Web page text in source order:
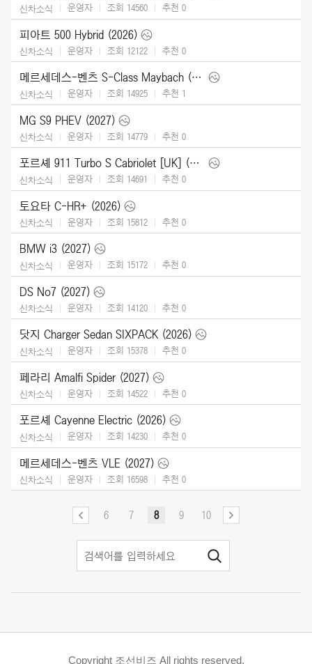
신차소식 운영자 조회 14560 추천 0
피아트 500 Hybrid (2026)
신차소식 운영자 조회 12122 추천 0
메르세데스-벤츠 S-Class Maybach (2027)
신차소식 운영자 조회 14925 추천 1
MG S9 PHEV (2027)
신차소식 운영자 조회 14779 추천 0
포르셰 911 Turbo S Cabriolet [UK] (2026)
신차소식 운영자 조회 14691 추천 0
토요타 C-HR+ (2026)
신차소식 운영자 조회 15812 추천 0
BMW i3 (2027)
신차소식 운영자 조회 15172 추천 0
DS No7 (2027)
신차소식 운영자 조회 14120 추천 0
닷지 Charger Sedan SIXPACK (2026)
신차소식 운영자 조회 15378 추천 0
페라리 Amalfi Spider (2027)
신차소식 운영자 조회 14522 추천 0
포르셰 Cayenne Electric (2026)
신차소식 운영자 조회 14230 추천 0
메르세데스-벤츠 VLE (2027)
신차소식 운영자 조회 16598 추천 0
6 7 8 9 10
Copyright 조선비즈 All rights reserved.